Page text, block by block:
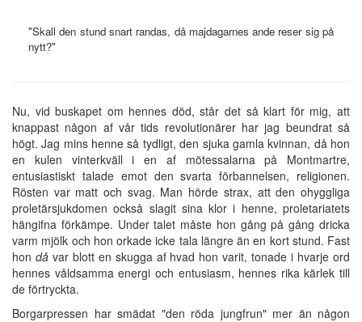
"Skall den stund snart randas, då majdagarnes ande reser sig på
nytt?"
Nu, vid buskapet om hennes död, står det så klart för mig, att
knappast någon af vår tids revolutionärer har jag beundrat så
högt. Jag mins henne så tydligt, den sjuka gamla kvinnan, då hon
en kulen vinterkväll i en af mötessalarna på Montmartre,
entusiastiskt talade emot den svarta förbannelsen, religionen.
Rösten var matt och svag. Man hörde strax, att den ohyggliga
proletärsjukdomen också slagit sina klor i henne, proletariatets
hängifna förkämpe. Under talet måste hon gång på gång dricka
varm mjölk och hon orkade icke tala längre än en kort stund. Fast
hon dåvar blott en skugga af hvad hon varit, tonade i hvarje ord
hennes våldsamma energi och entusiasm, hennes rika kärlek till
de förtryckta.
Borgarpressen har smädat "den röda jungfrun" mer än någon